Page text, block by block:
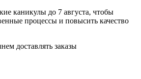
каникулы до 7 августа, чтобы
процессы и повысить качество
доставлять заказы